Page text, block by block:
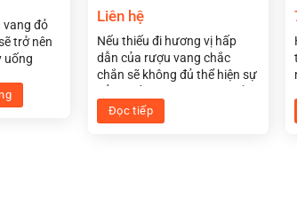
được độ tươi mát tự nhiên.
lên vẻ đẹp quý phái, phản ánh sự tinh tế
và tinh tế, biến mỗi giọt rượu vang
vang đỏ
trở nên
uống
thiết
rượu
Liên hệ
Nếu thiếu đi hương vị hấp
dẫn của rượu vang chắc
chắn sẽ không đủ thể hiện sự
bộ ly uống rượu vang trắng
pha lê Jane White Wine hiện
Đọc tiếp